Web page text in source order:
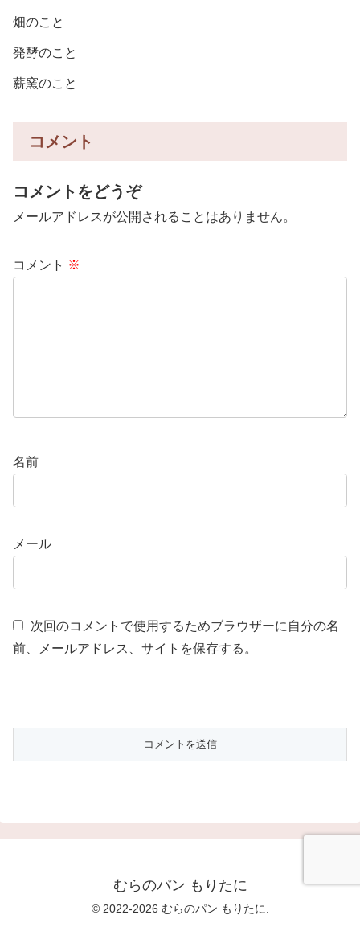
畑のこと
発酵のこと
薪窯のこと
コメント
コメントをどうぞ
メールアドレスが公開されることはありません。
コメント ※
名前
メール
次回のコメントで使用するためブラウザーに自分の名
前、メールアドレス、サイトを保存する。
むらのパン もりたに
© 2022-2026 むらのパン もりたに.